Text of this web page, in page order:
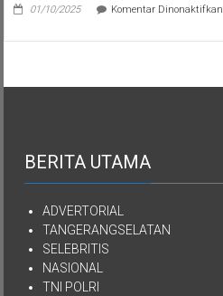
01/10/2025 Komentar Dinonaktifkan
BERITA UTAMA
ADVERTORIAL
TANGERANGSELATAN
SELEBRITIS
NASIONAL
TNI POLRI